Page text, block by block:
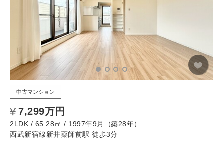
中古マンション
7,299万円
2LDK / 65.28㎡ / 1997年9月（築28年）
西武新宿線新井薬師前駅 徒歩3分